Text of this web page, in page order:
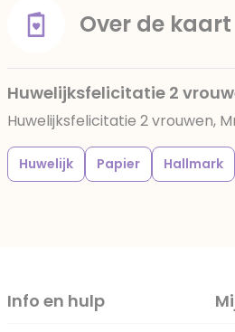
Over de kaart
Huwelijksfelicitatie 2
Huwelijksfelicitatie 2 vrouwen,
Huwelijk Papier Hallmark
Info en hulp